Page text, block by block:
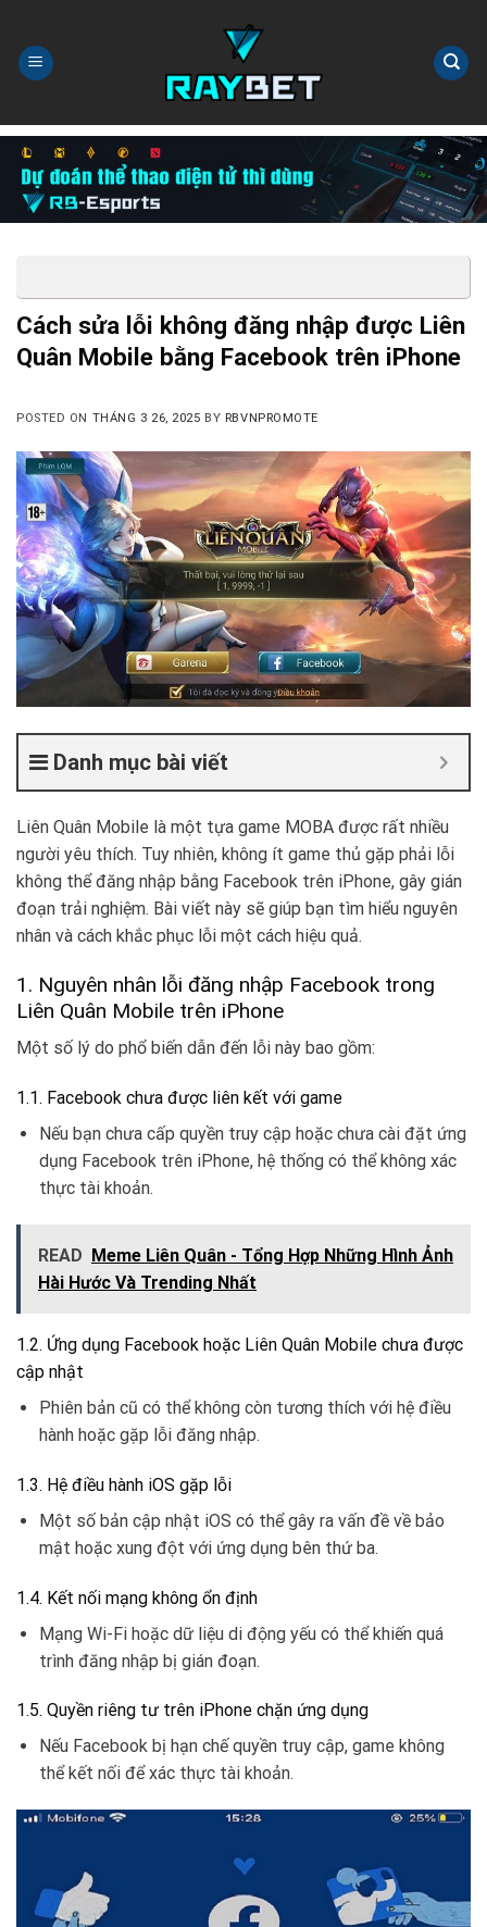
content
Cách sửa lỗi không đăng nhập được Liên
Quân Mobile bằng Facebook trên iPhone
POSTED ON THÁNG 3 26, 2025 BY RBVNPROMOTE
Danh mục bài viết
Liên Quân Mobile là một tựa game MOBA được rất nhiều
người yêu thích. Tuy nhiên, không ít game thủ gặp phải lỗi
không thể đăng nhập bằng Facebook trên iPhone, gây gián
đoạn trải nghiệm. Bài viết này sẽ giúp bạn tìm hiểu nguyên
nhân và cách khắc phục lỗi một cách hiệu quả.
1. Nguyên nhân lỗi đăng nhập Facebook trong
Liên Quân Mobile trên iPhone
Một số lý do phổ biến dẫn đến lỗi này bao gồm:
1.1. Facebook chưa được liên kết với game
Nếu bạn chưa cấp quyền truy cập hoặc chưa cài đặt ứng
dụng Facebook trên iPhone, hệ thống có thể không xác
thực tài khoản.
READ Meme Liên Quân - Tổng Hợp Những Hình Ảnh
Hài Hước Và Trending Nhất
1.2. Ứng dụng Facebook hoặc Liên Quân Mobile chưa được
cập nhật
Phiên bản cũ có thể không còn tương thích với hệ điều
hành hoặc gặp lỗi đăng nhập.
1.3. Hệ điều hành iOS gặp lỗi
Một số bản cập nhật iOS có thể gây ra vấn đề về bảo
mật hoặc xung đột với ứng dụng bên thứ ba.
1.4. Kết nối mạng không ổn định
Mạng Wi-Fi hoặc dữ liệu di động yếu có thể khiến quá
trình đăng nhập bị gián đoạn.
1.5. Quyền riêng tư trên iPhone chặn ứng dụng
Nếu Facebook bị hạn chế quyền truy cập, game không
thể kết nối để xác thực tài khoản.